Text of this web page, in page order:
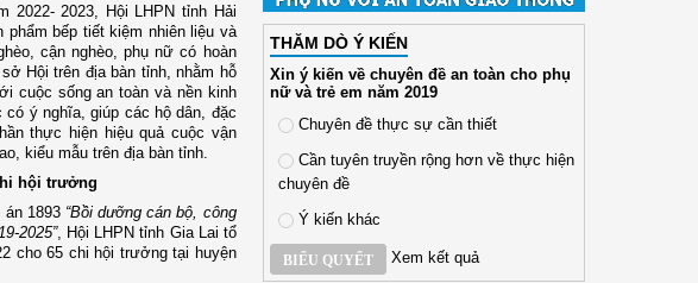
2022- 2023, Hội LHPN tỉnh Hải
bếp tiết kiệm nhiên liệu và
cận nghèo, phụ nữ có hoàn
Hội trên địa bàn tỉnh, nhằm hỗ
cuộc sống an toàn và nền kinh
ý nghĩa, giúp các hộ dân, đặc
thực hiện hiệu quả cuộc vận
kiểu mẫu trên địa bàn tỉnh.
hội trưởng
án 1893 “Bồi dưỡng cán bộ, công
2025”, Hội LHPN tỉnh Gia Lai tổ
cho 65 chi hội trưởng tại huyện
THĂM DÒ Ý KIẾN
Xin ý kiến về chuyên đề an toàn cho phụ
nữ và trẻ em năm 2019
Chuyên đề thực sự cần thiết
Cần tuyên truyền rộng hơn về thực hiện
chuyên đề
Ý kiến khác
BIỂU QUYẾT Xem kết quả